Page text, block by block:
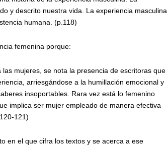
y descrito nuestra vida. La experiencia masculina
humana. (p.118)
femenina porque:
mujeres, se nota la presencia de escritoras que
arriesgándose a la humillación emocional y
insoportables. Rara vez está lo femenino
implica ser mujer empleado de manera efectiva
121)
en el que cifra los textos y se acerca a ese